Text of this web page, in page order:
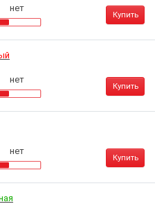
нет
Купить
нет
Купить
нет
Купить